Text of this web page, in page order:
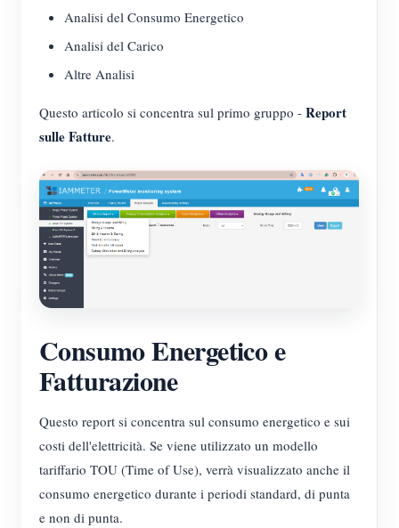
Analisi del Consumo Energetico
Analisi del Carico
Altre Analisi
Questo articolo si concentra sul primo gruppo - Report
sulle Fatture.
Consumo Energetico e
Fatturazione
Questo report si concentra sul consumo energetico e sui
costi dell'elettricità. Se viene utilizzato un modello
tariffario TOU (Time of Use), verrà visualizzato anche il
consumo energetico durante i periodi standard, di punta
e non di punta.